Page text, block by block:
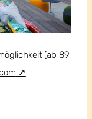
(ab 89